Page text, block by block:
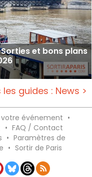
et bons plans
les guides : News >
événement •
• FAQ / Contact
• Paramètres de
• Sortir de Paris